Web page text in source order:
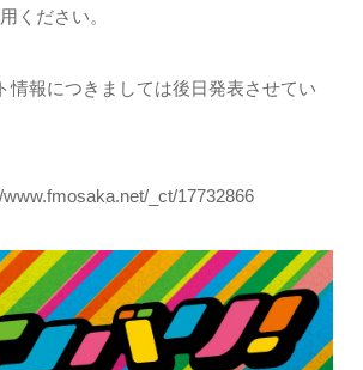
ください。
情報につきましては後日発表させてい
_ct/17732866